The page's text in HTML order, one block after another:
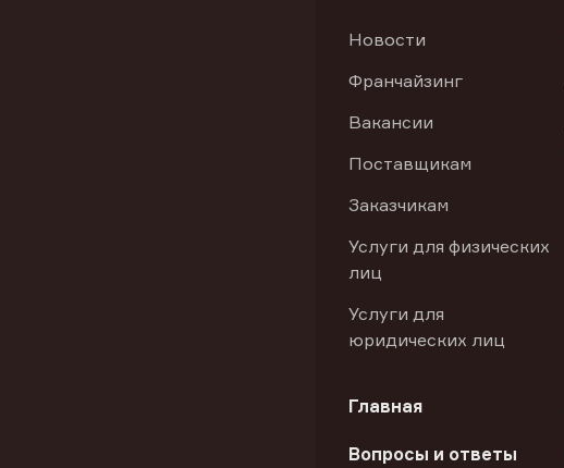
Новости
Франчайзинг
Вакансии
Поставщикам
Заказчикам
Услуги для физических
лиц
Услуги для
юридических лиц
Главная
Вопросы и ответы